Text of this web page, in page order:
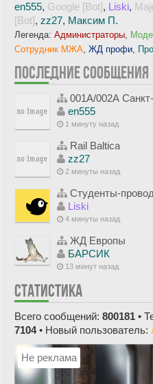
en555, Google [Bot], Liski,
[Bot], zz27, Максим П.
Легенда: Администраторы,
Сотрудник МЖА, ЖД профи,
ПОСЛЕДНИЕ СООБЩЕНИЯ
001А/002А Санкт-
en555
1 минуту назад
Rail Baltica
zz27
2 минуты назад
Студенты-
Liski
4 минуты назад
ЖД Европы
БАРСИК
13 минут назад
СТАТИСТИКА
Всего сообщений: 800181 •
7104• Новый пользователь:
Не реклама